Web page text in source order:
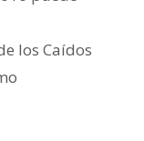
los Caídos